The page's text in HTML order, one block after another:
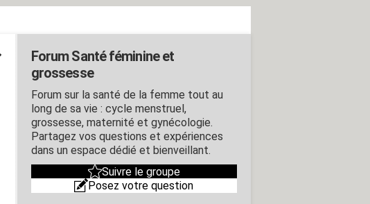
Forum Santé féminine et
grossesse
Forum sur la santé de la femme tout au
long de sa vie : cycle menstruel,
grossesse, maternité et gynécologie.
Partagez vos questions et expériences
dans un espace dédié et bienveillant.
Suivre le groupe
Posez votre question